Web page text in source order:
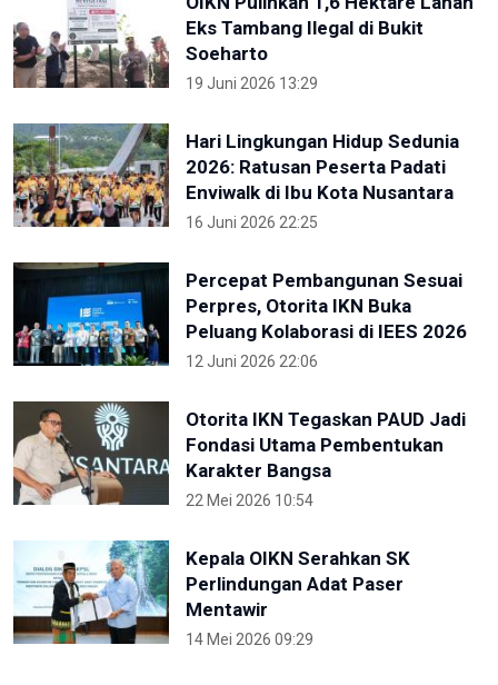
Eks Tambang Ilegal di Bukit
Soeharto
19 Juni 2026 13:29
Hari Lingkungan Hidup Sedunia
2026: Ratusan Peserta Padati
Enviwalk di Ibu Kota Nusantara
16 Juni 2026 22:25
Percepat Pembangunan Sesuai
Perpres, Otorita IKN Buka
Peluang Kolaborasi di IEES 2026
12 Juni 2026 22:06
Otorita IKN Tegaskan PAUD Jadi
Fondasi Utama Pembentukan
Karakter Bangsa
22 Mei 2026 10:54
Kepala OIKN Serahkan SK
Perlindungan Adat Paser
Mentawir
14 Mei 2026 09:29